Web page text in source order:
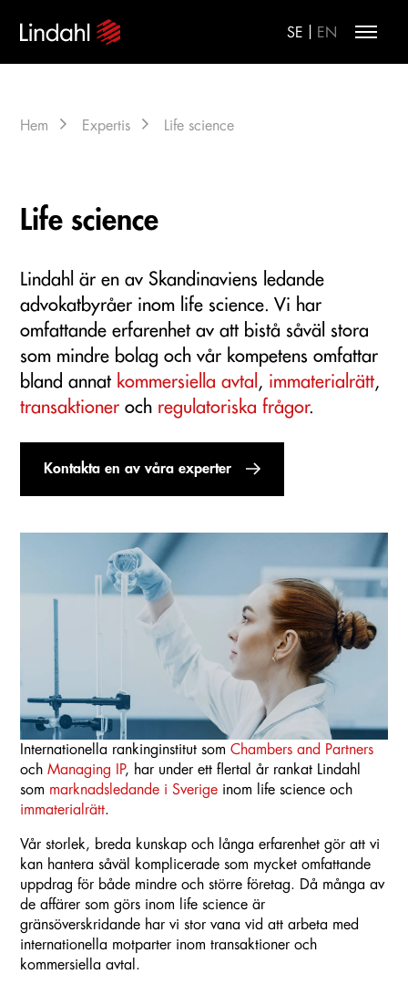
SE EN
Hem Expertis Life science
Life science
Lindahl är en av Skandinaviens ledande
advokatbyråer inom life science. Vi har
omfattande erfarenhet av att bistå såväl stora
som mindre bolag och vår kompetens omfattar
bland annat kommersiella avtal , immaterialrätt,
transaktioner och regulatoriska frågor.
Kontakta en av våra experter
Internationella rankinginstitut som Chambers and Partners
och Managing IP, har under ett flertal år rankat Lindahl
som marknadsledande i Sverige inom life science och
immaterialrätt.
Vår storlek, breda kunskap och långa erfarenhet gör att vi
kan hantera såväl komplicerade som mycket omfattande
uppdrag för både mindre och större företag. Då många av
de affärer som görs inom life science är
gränsöverskridande har vi stor vana vid att arbeta med
internationella motparter inom transaktioner och
kommersiella avtal.